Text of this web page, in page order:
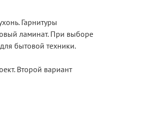
Гарнитуры
ламинат. При выборе
бытовой техники.
Второй вариант